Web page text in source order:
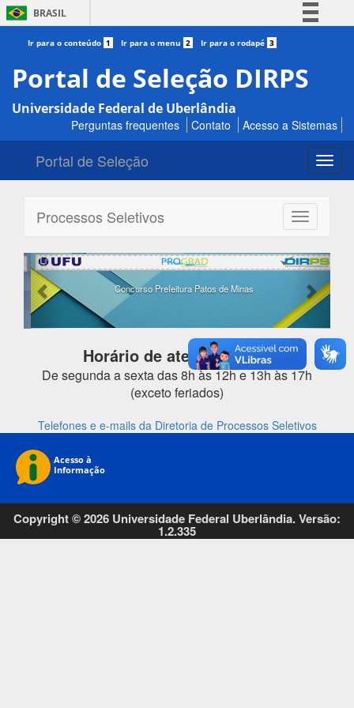
BRASIL
Simplifique!
Participe
Acesso à informação
Legislação
Ir para o conteúdo 1 Ir para o menu 2 Ir para o rodapé 3
Portal de Seleção DIRPS
Universidade Federal de Uberlândia
Perguntas frequentes Contato Acesso a Sistemas
Portal de Seleção
Toggle
navigation
Processos Seletivos
Concurso Prefeitura Patos de Minas
Previous Next
Horário de atendimento:
De segunda a sexta das 8h às 12h e 13h às 17h
(exceto feriados)
Telefones e e-mails da Diretoria de Processos Seletivos
Copyright © 2026 Universidade Federal Uberlândia. Versão:
1.2.335